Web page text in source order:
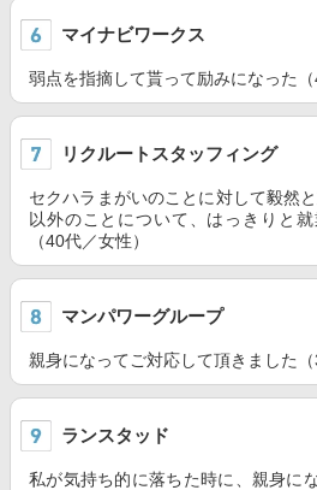
マイナビワークス
弱点を指摘して貰って励みになった（
リクルートスタッフィング
セクハラまがいのことに対して毅然
以外のことについて、はっきりと就
（40代／女性）
マンパワーグループ
親身になってご対応して頂きました（
ランスタッド
私が気持ち的に落ちた時に、親身に